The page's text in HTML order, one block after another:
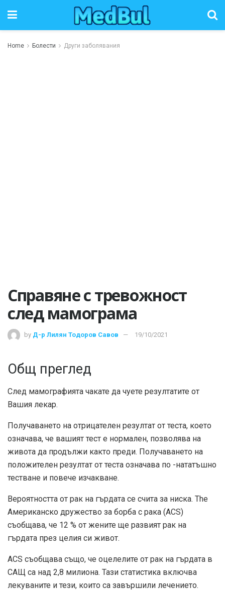
Home Болести Други заболявания
Справяне с тревожност
след мамограма
by Д-р Лилян Тодоров Савов 19/10/2021
Общ преглед
След мамографията чакате да чуете резултатите от
Вашия лекар.
Получаването на отрицателен резултат от теста, което
означава, че вашият тест е нормален, позволява на
живота да продължи както преди. Получаването на
положителен резултат от теста означава по -нататъшно
тестване и повече изчакване.
Вероятността от рак на гърдата се счита за ниска. The
Американско дружество за борба с рака (ACS)
съобщава, че 12 % от жените ще развият рак на
гърдата през целия си живот.
ACS съобщава също, че оцелелите от рак на гърдата в
САЩ са над 2,8 милиона. Тази статистика включва
лекуваните и тези, които са завършили лечението.